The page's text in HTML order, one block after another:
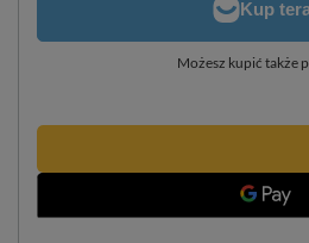
Możesz kupić także